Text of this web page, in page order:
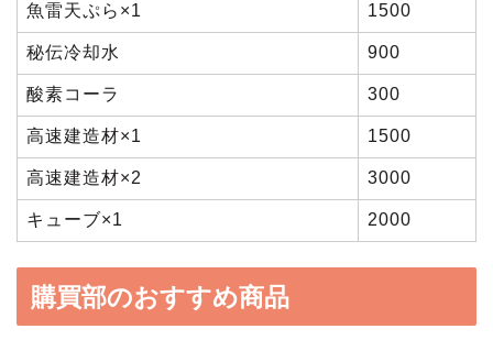
魚雷天ぷら×1 1500
秘伝冷却水 900
酸素コーラ 300
高速建造材×1 1500
高速建造材×2 3000
キューブ×1 2000
購買部のおすすめ商品